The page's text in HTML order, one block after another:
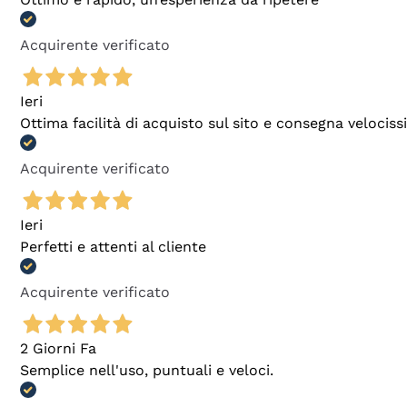
Acquirente verificato
Ieri
Ottima facilità di acquisto sul sito e consegna
Acquirente verificato
Ieri
Perfetti e attenti al cliente
Acquirente verificato
2 Giorni Fa
Semplice nell'uso, puntuali e veloci.